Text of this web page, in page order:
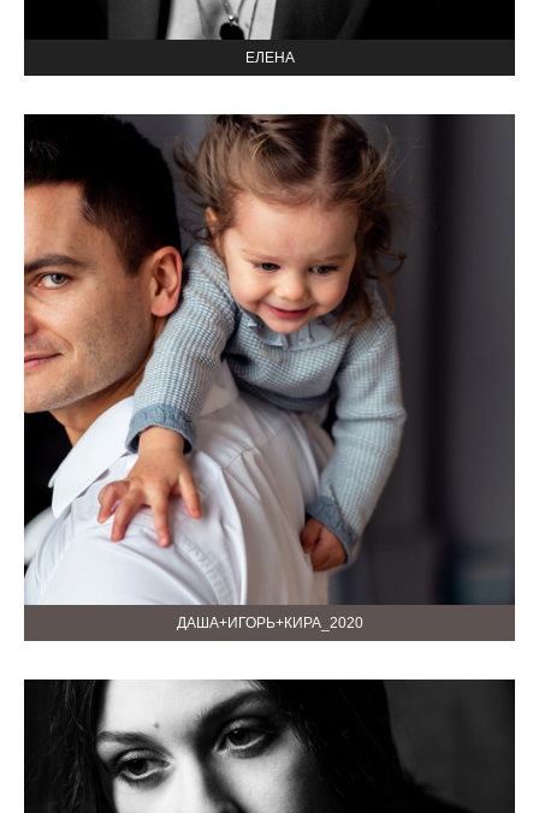
ЕЛЕНА
ДАША+ИГОРЬ+КИРА_2020